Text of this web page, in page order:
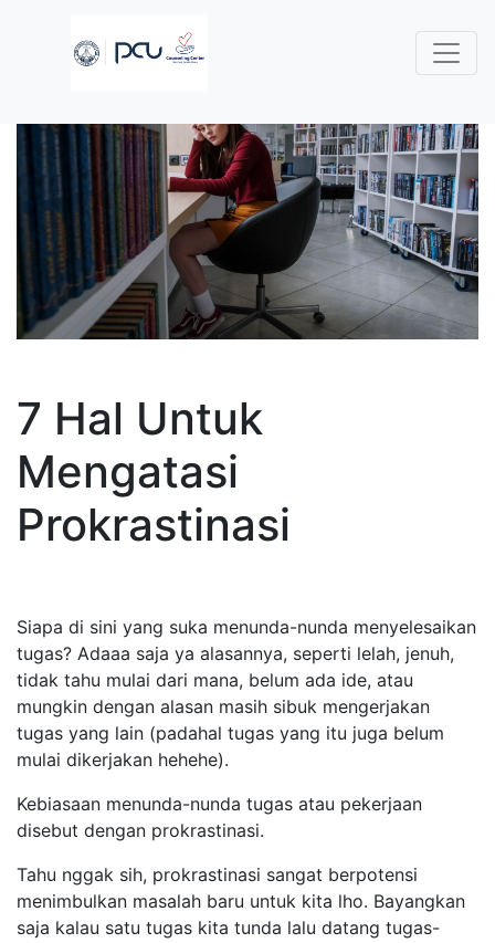
7 Hal Untuk
Mengatasi
Prokrastinasi
Siapa di sini yang suka menunda-nunda menyelesaikan
tugas? Adaaa saja ya alasannya, seperti lelah, jenuh,
tidak tahu mulai dari mana, belum ada ide, atau
mungkin dengan alasan masih sibuk mengerjakan
tugas yang lain (padahal tugas yang itu juga belum
mulai dikerjakan hehehe).
Kebiasaan menunda-nunda tugas atau pekerjaan
disebut dengan prokrastinasi.
Tahu nggak sih, prokrastinasi sangat berpotensi
menimbulkan masalah baru untuk kita lho. Bayangkan
saja kalau satu tugas kita tunda lalu datang tugas-